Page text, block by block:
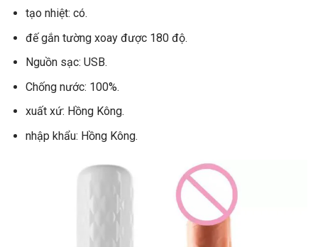
tạo nhiệt: có.
đế gắn tường xoay được 180 độ.
Nguồn sạc: USB.
Chống nước: 100%.
xuất xứ: Hồng Kông.
nhập khẩu: Hồng Kông.